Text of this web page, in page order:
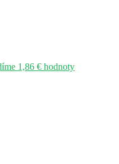
1,86 € hodnoty